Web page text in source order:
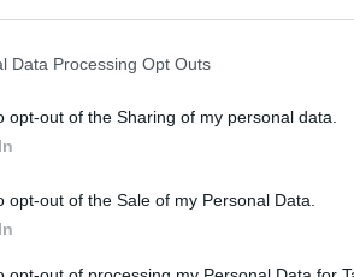
Data Processing Opt Outs
opt-out of the Sharing of my personal data.
opt-out of the Sale of my Personal Data.
Lietuvos pusėje ir
Padvarionių pasieniečiai.